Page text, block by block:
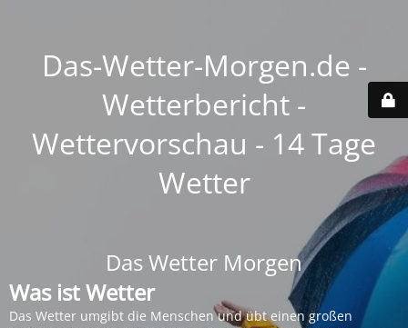
Das-Wetter-Morgen.de -
Wetterbericht -
Wettervorschau - 14 Tage
Wetter
Das Wetter Morgen
Was ist Wetter
Das Wetter umgibt die Menschen und übt einen großen